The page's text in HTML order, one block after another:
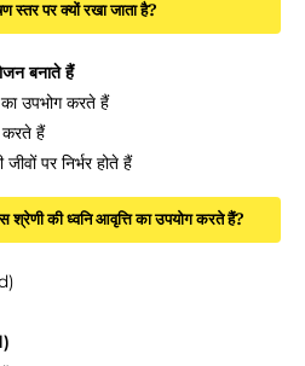
स्तर पर क्यों रखा जाता है?
बनाते हैं
का उपभोग करते हैं
करते हैं
पर निर्भर होते हैं
की ध्वनि आवृत्ति का उपयोग करते हैं?